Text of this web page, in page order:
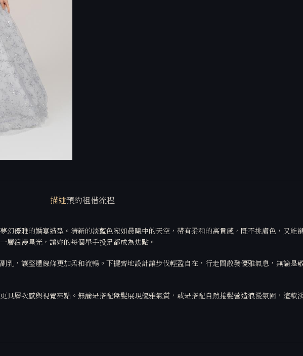
描述預約租借流程
優雅的婚宴造型。清新的淡藍色宛如晨曦中的天空，帶有柔和的高貴感，既不挑膚色，又能
層浪漫星光，讓妳的每個舉手投足都成為焦點。
，讓整體線條更加柔和流暢。下擺齊地設計讓步伐輕盈自在，行走間散發優雅氣息，無論是
層次感與視覺亮點。無論是搭配盤髮展現優雅氣質，或是搭配自然捲髮營造浪漫氛圍，這款